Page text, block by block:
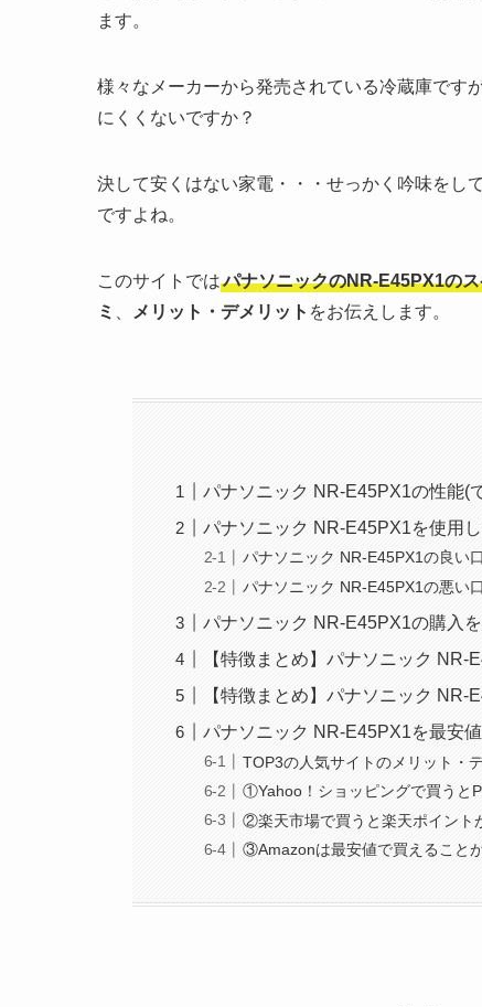
ます。
様々なメーカーから発売されている冷蔵庫です
にくくないですか？
決して安くはない家電・・・せっかく吟味をし
ですよね。
このサイトではパナソニックのNR-E45PX1の
ミ
メリット・デメリット をお伝えします。
パナソニック NR-E45PX1の性能(
パナソニック NR-E45PX1を使用
パナソニック NR-E45PX1の良い
パナソニック NR-E45PX1の悪い
パナソニック NR-E45PX1の購入
【特徴まとめ】パナソニック NR-
【特徴まとめ】パナソニック NR-
パナソニック NR-E45PX1を最安
TOP3の人気サイトのメリット・
①Yahoo！ショッピングで買うと
②楽天市場で買うと楽天ポイント
③Amazonは最安値で買えること